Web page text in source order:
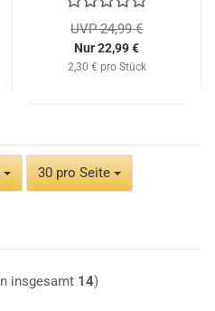
UVP 24,99 €
Nur 22,99 €
2,30 € pro Stück
30 pro Seite
pro Seite
insgesamt 14)